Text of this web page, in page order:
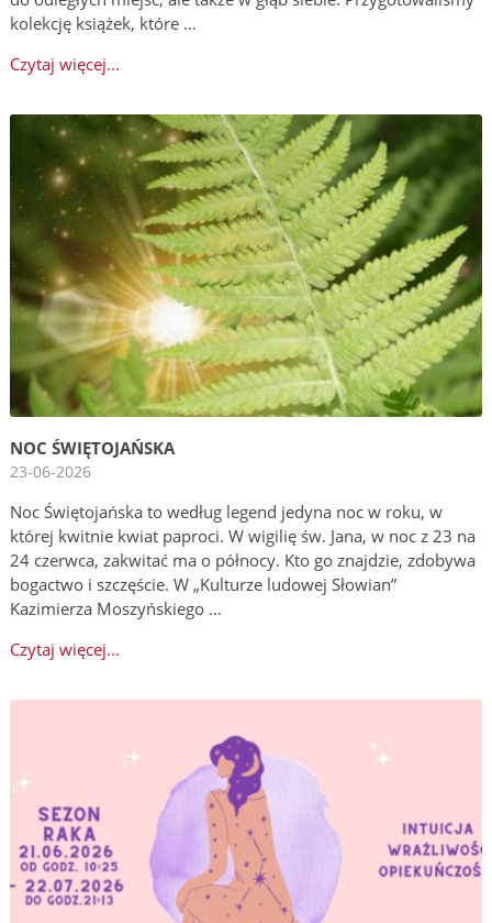
kolekcję książek, które …
Czytaj więcej...
NOC ŚWIĘTOJAŃSKA
23-06-2026
Noc Świętojańska to według legend jedyna noc w roku, w
której kwitnie kwiat paproci. W wigilię św. Jana, w noc z 23 na
24 czerwca, zakwitać ma o północy. Kto go znajdzie, zdobywa
bogactwo i szczęście. W „Kulturze ludowej Słowian”
Kazimierza Moszyńskiego …
Czytaj więcej...